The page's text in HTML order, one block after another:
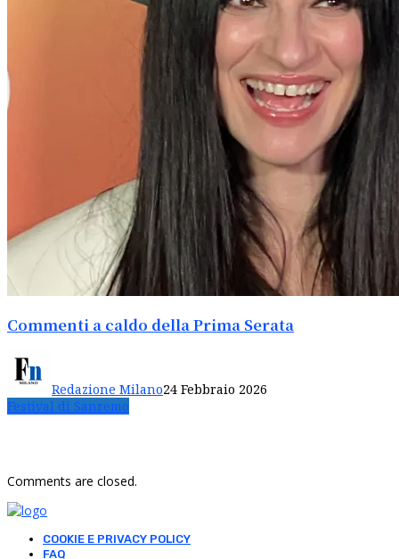
Commenti a caldo della Prima Serata
Redazione Milano24 Febbraio 2026
Festival di Sanremo
Comments are closed.
COOKIE E PRIVACY POLICY
FAQ